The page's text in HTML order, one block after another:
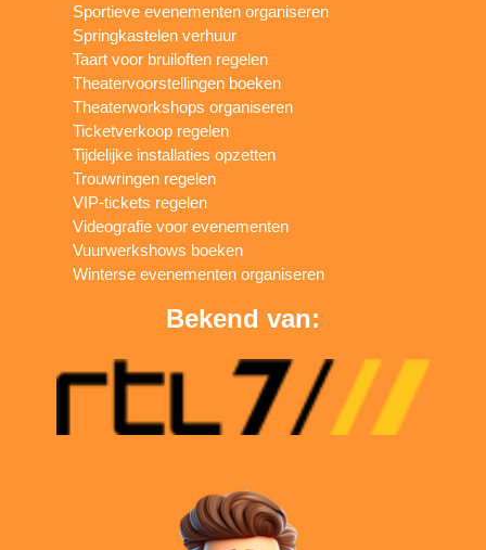
Sportieve evenementen organiseren
Springkastelen verhuur
Taart voor bruiloften regelen
Theatervoorstellingen boeken
Theaterworkshops organiseren
Ticketverkoop regelen
Tijdelijke installaties opzetten
Trouwringen regelen
VIP-tickets regelen
Videografie voor evenementen
Vuurwerkshows boeken
Winterse evenementen organiseren
Bekend van: